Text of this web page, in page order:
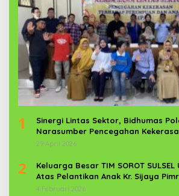
1
Sinergi Lintas Sektor, Bidhumas
Narasumber Pencegahan
Anak
29 April 2026
2
Keluarga Besar TIM SOROT
Atas Pelantikan Anak Kr. Sijaya
News Com Sebagai Prajurit TNI
4 Februari 2026